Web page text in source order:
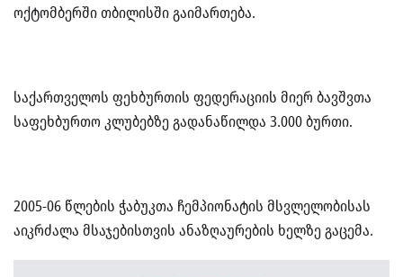
ოქტომბერში თბილისში გაიმართება.
საქართველოს ფეხბურთის ფედერაციის მიერ ბავშვთა
საფეხბურთო კლუბებზე გადანაწილდა 3.000 ბურთი.
2005-06 წლების ჭაბუკთა ჩემპიონატის მსვლელობისას
აიკრძალა მსაჯებისთვის ანაზღაურების ხელზე გაცემა.